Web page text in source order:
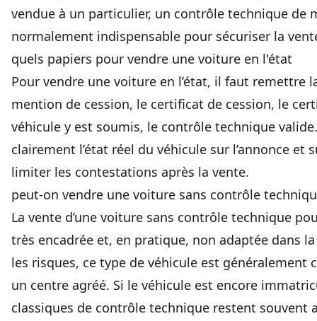
vendue à un particulier, un contrôle technique de
normalement indispensable pour sécuriser la
quels papiers pour vendre une voiture en l'état
Pour vendre une voiture en l’état, il faut remettre
mention de cession, le certificat de cession, le
véhicule y est soumis, le contrôle technique valide.
clairement l’état réel du véhicule sur l’annonce et
limiter les contestations après la vente.
peut-on vendre une voiture sans contrôle
La vente d’une voiture sans contrôle technique
très encadrée et, en pratique, non adaptée dans
les risques, ce type de véhicule est généralement
un centre agréé. Si le véhicule est encore
classiques de contrôle technique restent souvent